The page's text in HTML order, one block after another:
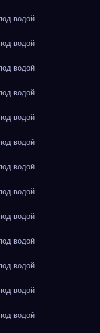
водой
водой
водой
водой
водой
водой
водой
водой
водой
водой
водой
водой
водой